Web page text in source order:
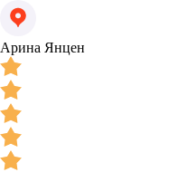
Арина Янцен